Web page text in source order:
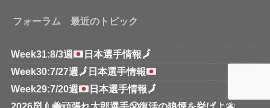
フォーラム 最近のトピック
Week31:8/3週 日本選手情報🗾
Week30:7/27週 🗾 日本選手情報
Week29:7/20週
日本選手情報🗾